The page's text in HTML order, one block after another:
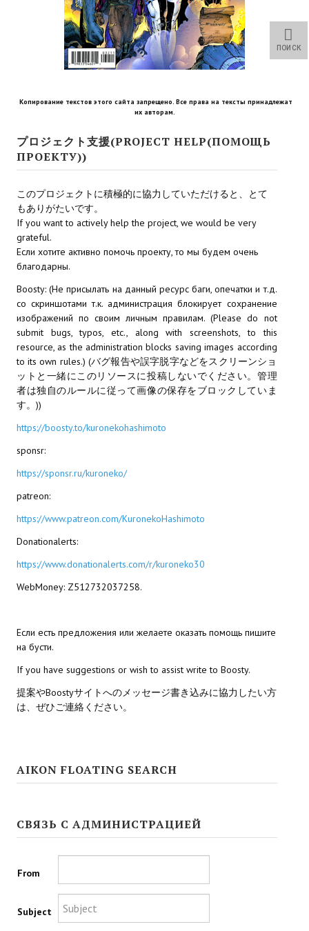
Star Trek Voyager Elite Force Remaster Fan Edition
Sacred Gold Remaster Fan Edition
Red Faction remaster Fan Edition
Aliens versus Predator 1 Remaster Fan Edition
Корсары 3 Сундук мертвеца Remaster Fan Edition
Sea Dogs Remaster Fan Edition
НОВОСТИ ПОРТАЛА
Новости Архив
МОДЫ ДЛЯ ИГР
Патчи
Mass Effect 2
Mass Effect 3
Моды
Divinity Original Sin Enhanced Edition
Dragon Age 2
Dragon Age: Inquisition
Fallout 3
Kingdoms of Amalur: Reckoning
Mass Effect Andromeda
Neverwinter Nights 1
Star Wars Jedi Knight: Dark Force II
Star Wars Knights of the Old Republic 2
Titan Quest Immortal Throne
Копирование текстов этого сайта запрещено. Все права на тексты принадлежат
их авторам.
プロジェクト支援(PROJECT HELP(ПОМОЩЬ
ПРОЕКТУ))
このプロジェクトに積極的に協力していただけると、とて
もありがたいです。
If you want to actively help the project, we would be very
grateful.
Если хотите активно помочь проекту, то мы будем очень
благодарны.
Boosty: (Не присылать на данный ресурс баги, опечатки и т.д.
со скриншотами т.к. администрация блокирует сохранение
изображений по своим личным правилам. (Please do not
submit bugs, typos, etc., along with screenshots, to this
resource, as the administration blocks saving images according
to its own rules.) (バグ報告や誤字脱字などをスクリーンショ
ットと一緒にこのリソースに投稿しないでください。管理
者は独自のルールに従って画像の保存をブロックしていま
す。))
https://boosty.to/kuronekohashimoto
sponsr:
https://sponsr.ru/kuroneko/
patreon:
https://www.patreon.com/KuronekoHashimoto
Donationalerts:
https://www.donationalerts.com/r/kuroneko30
WebMoney: Z512732037258.
Если есть предложения или желаете оказать помощь пишите
на бусти.
If you have suggestions or wish to assist write to Boosty.
提案やBoostyサイトへのメッセージ書き込みに協力したい方
は、ぜひご連絡ください。
AIKON FLOATING SEARCH
ПОИСК
СВЯЗЬ С АДМИНИСТРАЦИЕЙ
From
Subject